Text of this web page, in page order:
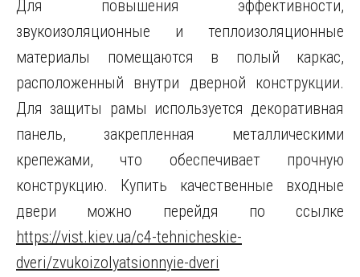
Для повышения эффективности,
звукоизоляционные и теплоизоляционные
материалы помещаются в полый каркас,
расположенный внутри дверной конструкции.
Для защиты рамы используется декоративная
панель, закрепленная металлическими
крепежами, что обеспечивает прочную
конструкцию. Купить качественные входные
двери можно перейдя по ссылке
https://vist.kiev.ua/c4-tehnicheskie-
dveri/zvukoizolyatsionnyie-dveri